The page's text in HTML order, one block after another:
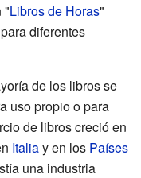
"Libros de Horas"
diferentes
de los libros se
uso propio o para
de libros creció en
Italiay en los Países
una industria